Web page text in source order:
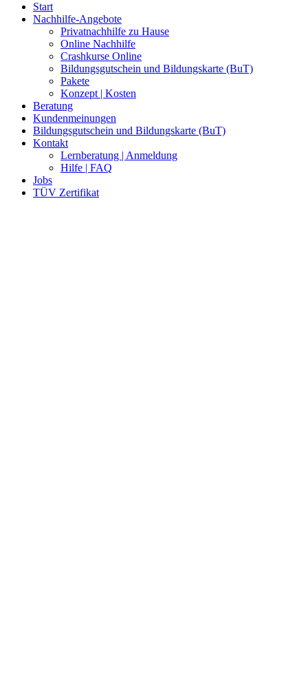
Start
Nachhilfe-Angebote
Privatnachhilfe zu Hause
Online Nachhilfe
Crashkurse Online
Bildungsgutschein und Bildungskarte (BuT)
Pakete
Konzept | Kosten
Beratung
Kundenmeinungen
Bildungsgutschein und Bildungskarte (BuT)
Kontakt
Lernberatung | Anmeldung
Hilfe | FAQ
Jobs
TÜV Zertifikat